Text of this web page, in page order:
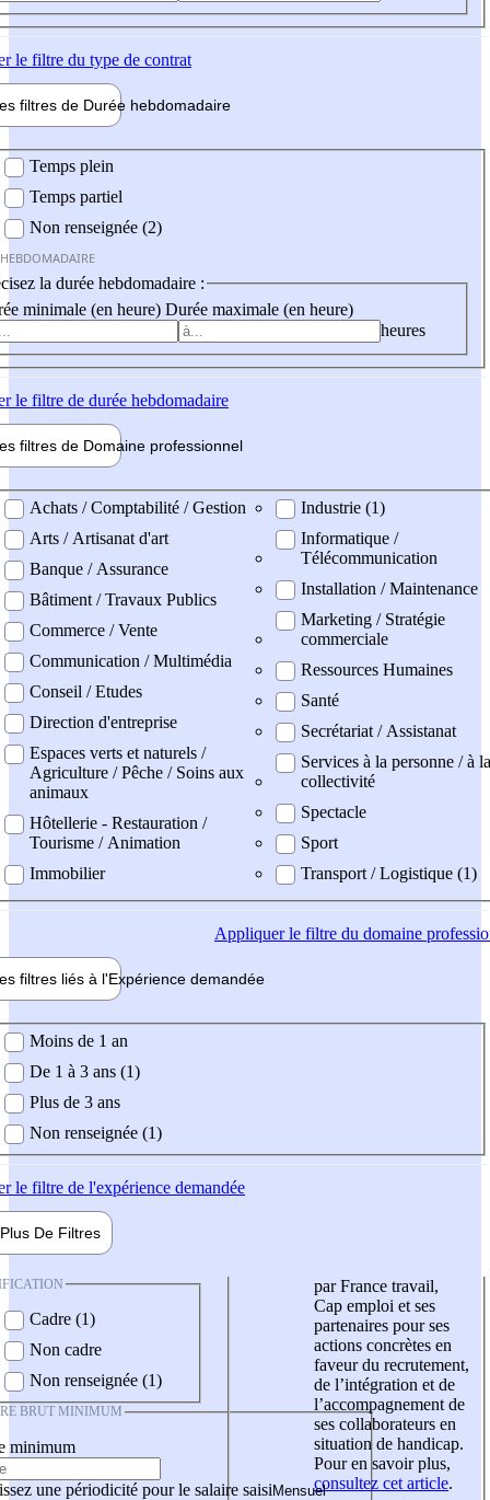
le filtre du type de contrat
filtres de Durée hebdomadaire
Temps plein
Temps partiel
Non renseignée (2)
la durée hebdomadaire :
minimale (en heure) Durée maximale (en heure)
heures
le filtre de durée hebdomadaire
filtres de Domaine professionnel
professionel
Achats / Comptabilité / Gestion
Arts / Artisanat d'art
Banque / Assurance
Bâtiment / Travaux Publics
Commerce / Vente
Communication / Multimédia
Conseil / Etudes
Direction d'entreprise
Espaces verts et naturels /
Agriculture / Pêche / Soins aux
animaux
Hôtellerie - Restauration /
Tourisme / Animation
Immobilier
Industrie (1)
Informatique /
Télécommunication
Installation / Maintenance
Marketing / Stratégie
commerciale
Ressources Humaines
Santé
Secrétariat / Assistanat
Services à la personne / à la
collectivité
Spectacle
Sport
Transport / Logistique (1)
Appliquerle filtre du domaine
filtres liés à l'Expérience demandée
demandée
Moins de 1 an
De 1 à 3 ans (1)
Plus de 3 ans
Non renseignée (1)
le filtre de l'expérience demandée
Plus De Filtres
Cadre (1)
Non cadre
Non renseignée (1)
BRUT MINIMUM
minimum
une périodicité pour le salaire saisi
par France travail,
Cap emploi et ses
partenaires pour ses
actions concrètes en
faveur du recrutement,
de l’intégration et de
l’accompagnement de
ses collaborateurs en
situation de handicap.
Pour en savoir plus,
consultez cet article.